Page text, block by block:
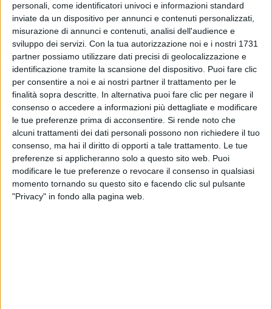
personali, come identificatori univoci e informazioni standard
inviate da un dispositivo per annunci e contenuti personalizzati,
misurazione di annunci e contenuti, analisi dell'audience e
sviluppo dei servizi. Con la tua autorizzazione noi e i nostri 1731
partner possiamo utilizzare dati precisi di geolocalizzazione e
identificazione tramite la scansione del dispositivo. Puoi fare clic
per consentire a noi e ai nostri partner il trattamento per le
finalità sopra descritte. In alternativa puoi fare clic per negare il
consenso o accedere a informazioni più dettagliate e modificare
le tue preferenze prima di acconsentire. Si rende noto che
alcuni trattamenti dei dati personali possono non richiedere il tuo
consenso, ma hai il diritto di opporti a tale trattamento. Le tue
preferenze si applicheranno solo a questo sito web. Puoi
modificare le tue preferenze o revocare il consenso in qualsiasi
momento tornando su questo sito e facendo clic sul pulsante
"Privacy" in fondo alla pagina web.
mancassequalche ingrediente : “Grazie per la
comprensione, se ti dovesse servire lo zucchero o
anche solo un caffè sai a chi citofonare!”, concludono
infatti le vicine.